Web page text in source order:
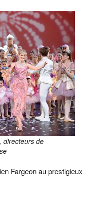
directeurs de
Fargeon au prestigieux